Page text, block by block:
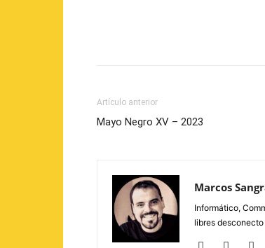
Artículo anterior
Mayo Negro XV – 2023
Marcos
Informático,
libres